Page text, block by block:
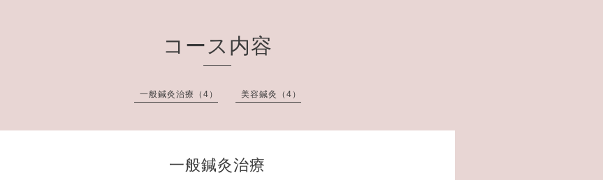
コース内容
一般鍼灸治療（4） 美容鍼灸（4）
一般鍼灸治療